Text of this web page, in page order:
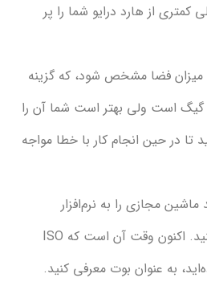
درایو شما را پر
مشخص شود، که گزینه
گیگ است ولی بهتر است شما آن را
حین انجام کار با خطا مواجه
را به نرم‌افزار
VirtualBox اضافه کنید. اکنون وقت آن است که ISO
بوت معرفی کنید.